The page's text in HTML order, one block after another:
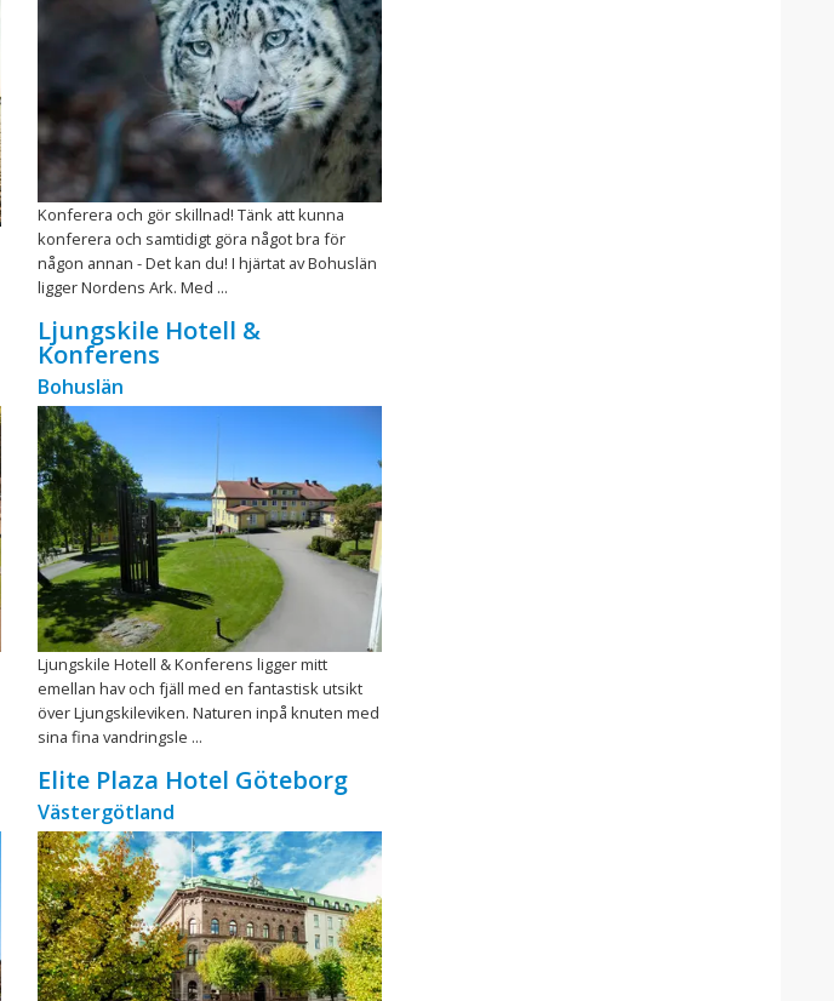
Konferera och gör skillnad! Tänk att kunna
konferera och samtidigt göra något bra för
någon annan - Det kan du! I hjärtat av Bohuslän
ligger Nordens Ark. Med ...
Ljungskile Hotell &
Konferens
Bohuslän
Ljungskile Hotell & Konferens ligger mitt
emellan hav och fjäll med en fantastisk utsikt
över Ljungskileviken. Naturen inpå knuten med
sina fina vandringsle ...
Elite Plaza Hotel Göteborg
Västergötland